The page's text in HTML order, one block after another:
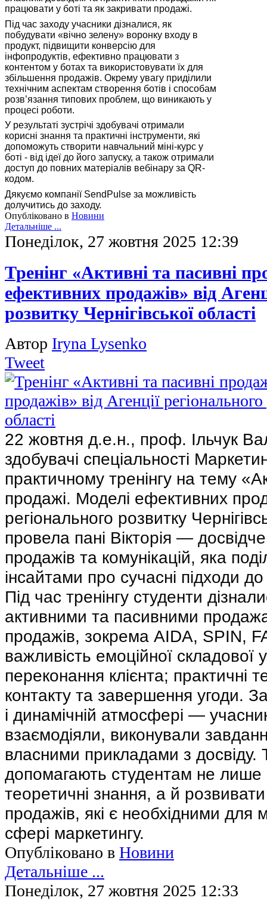
працювати у боті та як закривати продажі.
Під час заходу учасники дізналися, як
побудувати «вічно зелену» воронку входу в
продукт, підвищити конверсію для
інфопродуктів, ефективно працювати з
контентом у ботах та використовувати їх для
збільшення продажів. Окрему увагу приділили
технічним аспектам створення ботів і способам
розв’язання типових проблем, що виникають у
процесі роботи.
У результаті зустрічі здобувачі отримали
корисні знання та практичні інструменти, які
допоможуть створити навчальний міні-курс у
боті - від ідеї до його запуску, а також отримали
доступ до повних матеріалів вебінару за QR-
кодом.
Дякуємо компанії SendPulse за можливість
долучитись до заходу.
Опубліковано в Новини
Детальніше ...
Понеділок, 27 жовтня 2025 12:39
Тренінг «Активні та пасивні
ефективних продажів» від
розвитку Чернігівської області
Автор Iryna Lysenko
Tweet
22 жовтня д.е.н., проф. Ільчук
здобувачі спеціальності
практичному тренінгу на тему
продажі. Моделі ефективних
регіонального розвитку
провела пані Вікторія —
продажів та комунікацій, яка
інсайтами про сучасні підходи
Під час тренінгу студенти
активними та пасивними
продажів, зокрема AIDA, SPIN,
важливість емоційної складової
переконання клієнта; практичні
контакту та завершення угоди.
і динамічній атмосфері —
взаємодіяли, виконували
власними прикладами з досвіду.
допомагають студентам не лише
теоретичні знання, а й
продажів, які є необхідними для
сфері маркетингу.
Опубліковано в Новини
Детальніше ...
Понеділок, 27 жовтня 2025 12:33